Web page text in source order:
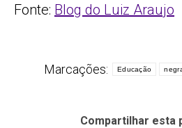
Fonte: Blog do Luiz Araujo
Marcações: Educação
Compartilhar esta